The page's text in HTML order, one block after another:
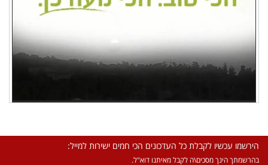
הירשמו עכשיו לקבלת כל העדכונים הכי חמים ישירות למייל:
בהרשמתך הינך מסכים\ה לקבל מאיתנו דוא"ל.